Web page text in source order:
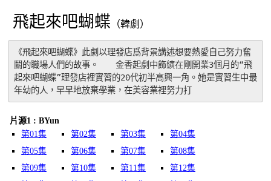
飛起來吧蝴蝶 （韓劇）
《飛起來吧蝴蝶》此劇以理發店爲背景講述想要熱愛自己努力奮
鬭的職場人們的故事。　　金香起劇中飾縯在剛開業3個月的“飛
起來吧蝴蝶”理發店裡實習的20代初半高興一角。她是實習生中最
年幼的人，早早地放棄學業，在美容業裡努力打
片源1 : BYun
第01集
第02集 第03集
第04集
第05集
第06集 第07集
第08集
第09集
第10集 第11集
第12集